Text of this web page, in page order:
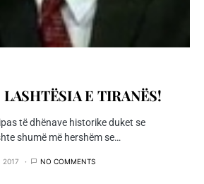
E TIRANËS!
të dhënave historike duket se
shumë më hershëm se…
2017 NO COMMENTS